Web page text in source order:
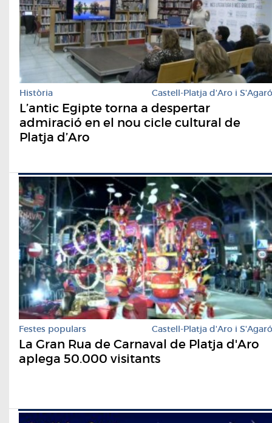
Història Castell-Platja d'Aro i S'Agaró
L’antic Egipte torna a despertar
admiració en el nou cicle cultural de
Platja d’Aro
Festes populars Castell-Platja d'Aro i S'Agaró
La Gran Rua de Carnaval de Platja d'Aro
aplega 50.000 visitants